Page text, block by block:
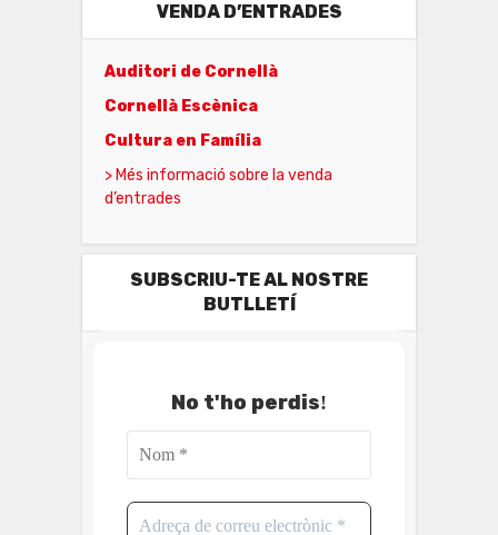
VENDA D’ENTRADES
Auditori de Cornellà
Cornellà Escènica
Cultura en Família
> Més informació sobre la venda
d’entrades
SUBSCRIU-TE AL NOSTRE
BUTLLETÍ
No t'ho perdis!